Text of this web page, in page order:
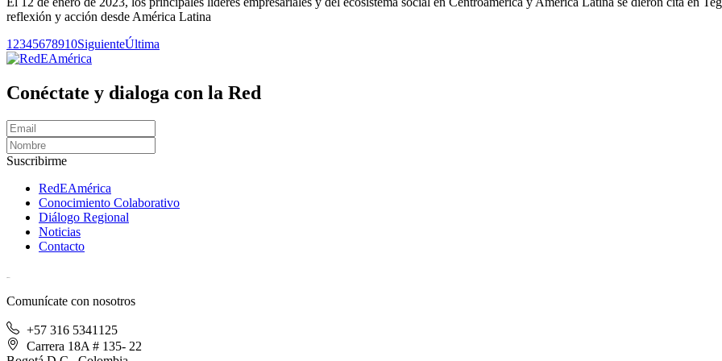
reflexión y acción desde América Latina
1 2345678910SiguienteÚltima
Conéctate y dialoga con la Red
Suscribirme
RedEAmérica
Conocimiento Colaborativo
Diálogo Regional
Noticias
Contacto
Comunícate con nosotros
+57 316 5341125
Carrera 18A # 135- 22